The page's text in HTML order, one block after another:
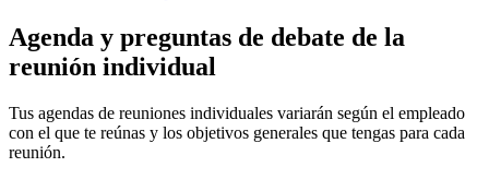
Agenda y preguntas de debate de la
reunión individual
Tus agendas de reuniones individuales variarán según el empleado
con el que te reúnas y los objetivos generales que tengas para cada
reunión.